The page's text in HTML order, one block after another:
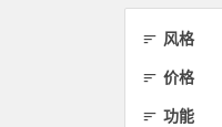
风格
价格
功能